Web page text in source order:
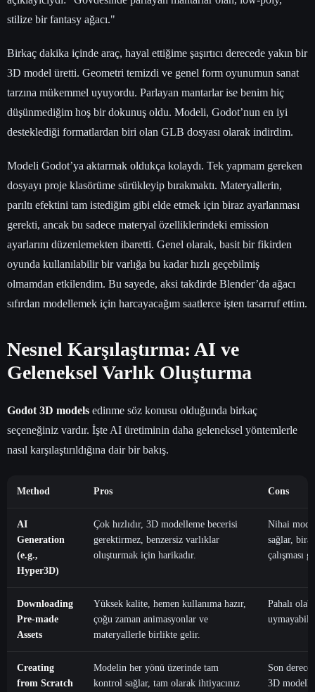
stilize bir fantasy ağacı."
Birkaç dakika içinde araç, hayal ettiğime şaşırtıcı derecede yakın bir
3D model üretti. Geometri temizdi ve genel form oyunumun sanat
tarzına mükemmel uyuyordu. Parlayan mantarlar ise benim hiç
düşünmediğim hoş bir dokunuş oldu. Modeli, Godot’nun en iyi
desteklediği formatlardan biri olan GLB dosyası olarak indirdim.
Modeli Godot’ya aktarmak oldukça kolaydı. Tek yapmam gereken
dosyayı proje klasörüme sürükleyip bırakmaktı. Materyallerin,
parıltı efektini tam istediğim gibi elde etmek için biraz ayarlanması
gerekti, ancak bu sadece materyal özelliklerindeki emission
ayarlarını düzenlemekten ibaretti. Genel olarak, basit bir fikirden
oyunda kullanılabilir bir varlığa bu kadar hızlı geçebilmiş
olmamdan etkilendim. Bu sayede, aksi takdirde Blender’da ağacı
sıfırdan modellemek için harcayacağım saatlerce işten tasarruf ettim.
Nesnel Karşılaştırma: AI ve
Geleneksel Varlık Oluşturma
Godot 3D models edinme söz konusu olduğunda birkaç
seçeneğiniz vardır. İşte AI üretiminin daha geleneksel yöntemlerle
nasıl karşılaştırıldığına dair bir bakış.
Method Pros Cons
AI
Generation
(e.g.,
Hyper3D)
Çok hızlıdır, 3D modelleme becerisi
gerektirmez, benzersiz varlıklar
oluşturmak için harikadır.
Nihai
sağlar,
çalışması
Downloading
Pre-made
Assets
Yüksek kalite, hemen kullanıma hazır,
çoğu zaman animasyonlar ve
materyallerle birlikte gelir.
Pahalı
Creating
from Scratch
Modelin her yönü üzerinde tam
kontrol sağlar, tam olarak ihtiyacınız
Son derece
3D